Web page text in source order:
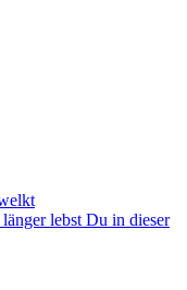
lebst Du in dieser